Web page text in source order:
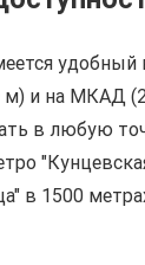
удобный
и на МКАД
в любую
в 1500